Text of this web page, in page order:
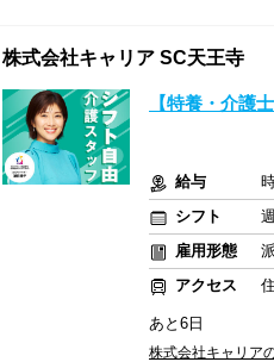
株式会社キャリア SC天王寺
【特養・介護
給与
シフト
雇用形態
アクセス
あと6日
株式会社キャリア